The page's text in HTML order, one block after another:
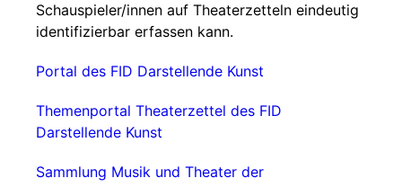
Schauspieler/innen auf Theaterzetteln eindeutig
identifizierbar erfassen kann.
Portal des FID Darstellende Kunst
Themenportal Theaterzettel des FID
Darstellende Kunst
Sammlung Musik und Theater der